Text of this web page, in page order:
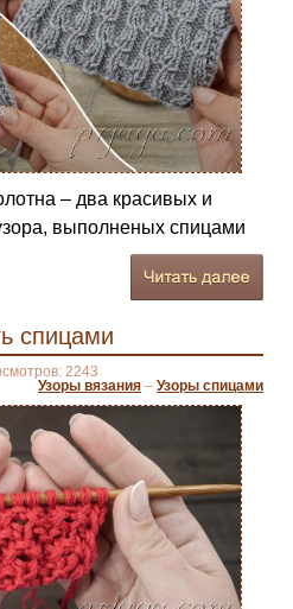
– два красивых и
выполненых спицами
спицами
2243
Узоры вязания – Узоры спицами